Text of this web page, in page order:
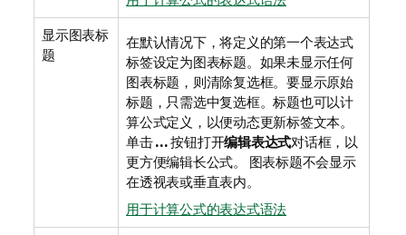
显示图表标
题
在默认情况下，将定义的第一个表达式
标签设定为图表标题。如果未显示任何
图表标题，则清除复选框。要显示原始
标题，只需选中复选框。标题也可以计
算公式定义，以便动态更新标签文本。
单击...按钮打开编辑表达式对话框，以
更方便编辑长公式。 图表标题不会显示
在透视表或垂直表内。
用于计算公式的表达式语法